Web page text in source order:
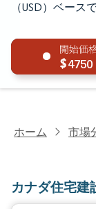
（USD）ベース
4750
ホーム 市場
カナダ住宅建